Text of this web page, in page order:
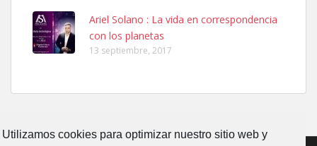
Utilizamos cookies para optimizar nuestro sitio web y
Adopcion
Busco casa de acogida para mi perrita ya que por temas de trabajo
no la puedo tener. Solo gente r...
Ariel Solano : La vida en correspondencia
con los planetas
13 septiembre, 2017